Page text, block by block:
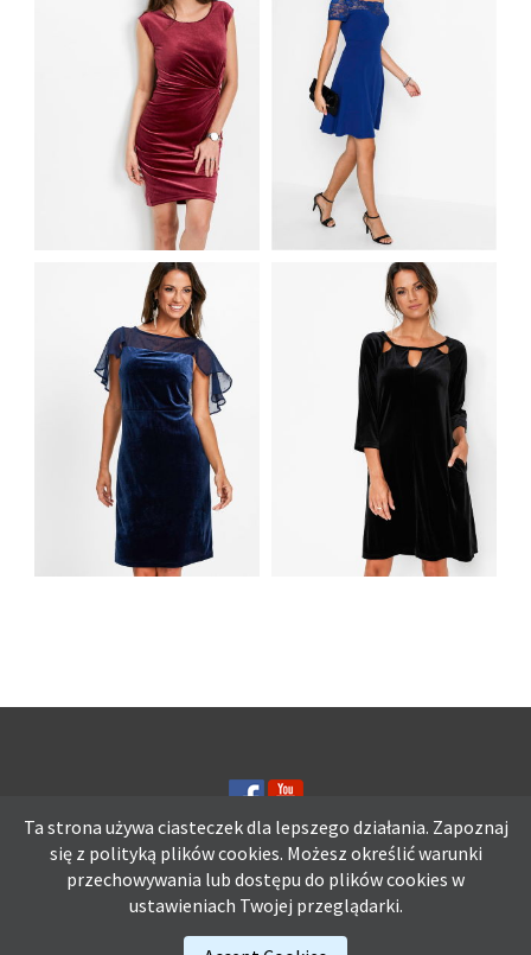
KOKTAJLOWA
SUKIENKA ODKRYTE
RAMIONA NIEBIESKA
WIECZOROWA
CZERWONA
AKSAMITNA
Ta strona używa ciasteczek dla lepszego działania. Zapoznaj się z
cookies.Możesz określić warunki przechowywania lub
dostępu do plików cookies w ustawieniach Twojej przeglądarki.
Ta strona używa ciasteczek dla lepszego działania. Zapoznaj
się z polityką plikówcookies. Możesz określić warunki
przechowywania lub dostępu do plików cookies w
ustawieniach Twojej przeglądarki.